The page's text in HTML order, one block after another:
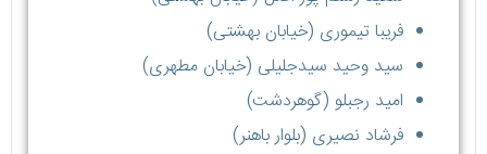
فریبا تیموری (خیابان بهشتی)
سید وحید سیدجلیلی (خیابان مطهری)
امید رجبلو (گوهردشت)
فرشاد نصیری (بلوار باهنر)